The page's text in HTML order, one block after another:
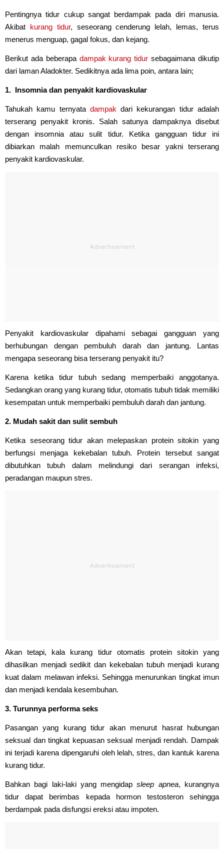
Pentingnya tidur cukup sangat berdampak pada diri manusia.
Akibat kurang tidur, seseorang cenderung lelah, lemas, terus
menerus menguap, gagal fokus, dan kejang.
Berikut ada beberapa dampak kurang tidur sebagaimana dikutip
dari laman Aladokter. Sedikitnya ada lima poin, antara lain;
1. Insomnia dan penyakit kardiovaskular
Tahukah kamu ternyata dampak dari kekurangan tidur adalah
terserang penyakit kronis. Salah satunya dampaknya disebut
dengan insomnia atau sulit tidur. Ketika gangguan tidur ini
dibiarkan malah memunculkan resiko besar yakni terserang
penyakit kardiovaskular.
Penyakit kardiovaskular dipahami sebagai gangguan yang
berhubungan dengan pembuluh darah dan jantung. Lantas
mengapa seseorang bisa terserang penyakit itu?
Karena ketika tidur tubuh sedang memperbaiki anggotanya.
Sedangkan orang yang kurang tidur, otomatis tubuh tidak memiliki
kesempatan untuk memperbaiki pembuluh darah dan jantung.
2. Mudah sakit dan sulit sembuh
Ketika seseorang tidur akan melepaskan protein sitokin yang
berfungsi menjaga kekebalan tubuh. Protein tersebut sangat
dibutuhkan tubuh dalam melindungi dari serangan infeksi,
peradangan maupun stres.
Akan tetapi, kala kurang tidur otomatis protein sitokin yang
dihasilkan menjadi sedikit dan kekebalan tubuh menjadi kurang
kuat dalam melawan infeksi. Sehingga menurunkan tingkat imun
dan menjadi kendala kesembuhan.
3. Turunnya performa seks
Pasangan yang kurang tidur akan menurut hasrat hubungan
seksual dan tingkat kepuasan seksual menjadi rendah. Dampak
ini terjadi karena dipengaruhi oleh lelah, stres, dan kantuk karena
kurang tidur.
Bahkan bagi laki-laki yang mengidapsleep apnea, kurangnya
tidur dapat berimbas kepada hormon testosteron sehingga
berdampak pada disfungsi ereksi atau impoten.